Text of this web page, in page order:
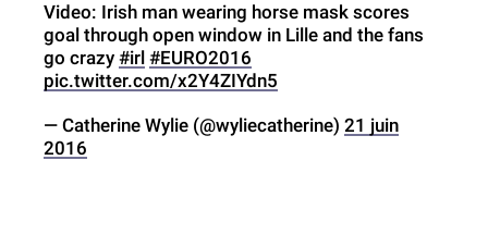
Video: Irish man wearing horse mask scores
goal through open window in Lille and the fans
go crazy #irl #EURO2016
pic.twitter.com/x2Y4ZIYdn5
— Catherine Wylie (@wyliecatherine) 21 juin
2016